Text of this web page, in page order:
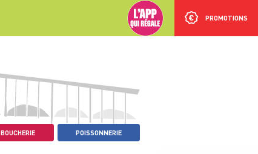
PROMOTIONS
BOUCHERIE POISSONNERIE